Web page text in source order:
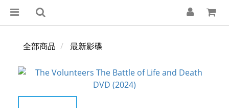
全部商品 最新影碟